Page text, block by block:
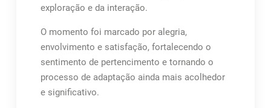
exploração e da interação.
O momento foi marcado por alegria,
envolvimento e satisfação, fortalecendo o
sentimento de pertencimento e tornando o
processo de adaptação ainda mais acolhedor
e significativo.